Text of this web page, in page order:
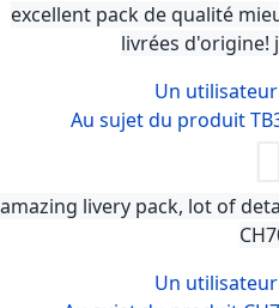
excellent pack de qualité
livrées d'origine!
Un
Au sujet du produit
amazing livery pack, lot of
Un